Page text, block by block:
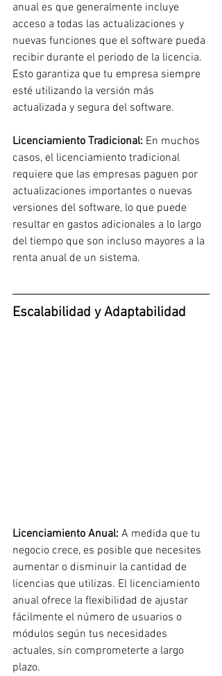
anual es que generalmente incluye
acceso a todas las actualizaciones y
nuevas funciones que el software pueda
recibir durante el periodo de la licencia.
Esto garantiza que tu empresa siempre
esté utilizando la versión más
actualizada y segura del software.
Licenciamiento Tradicional: En muchos
casos, el licenciamiento tradicional
requiere que las empresas paguen por
actualizaciones importantes o nuevas
versiones del software, lo que puede
resultar en gastos adicionales a lo largo
del tiempo que son incluso mayores a la
renta anual de un sistema.
Escalabilidad y Adaptabilidad
Licenciamiento Anual: A medida que tu
negocio crece, es posible que necesites
aumentar o disminuir la cantidad de
licencias que utilizas. El licenciamiento
anual ofrece la flexibilidad de ajustar
fácilmente el número de usuarios o
módulos según tus necesidades
actuales, sin comprometerte a largo
plazo.